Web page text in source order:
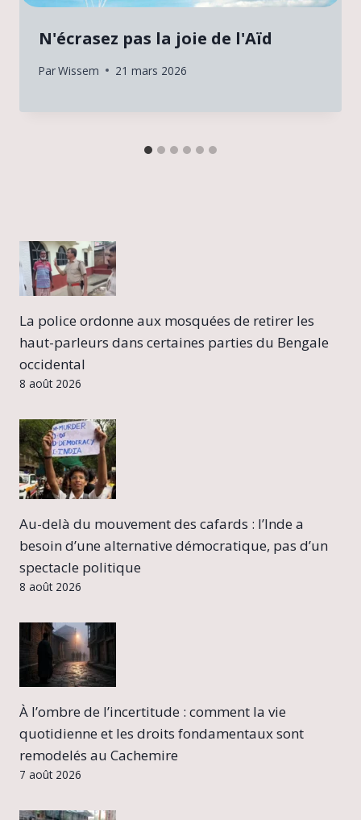
N'écrasez pas la joie de l'Aïd
ParWissem 21 mars 2026
La police ordonne aux mosquées de retirer les
haut-parleurs dans certaines parties du Bengale
occidental
8 août 2026
Au-delà du mouvement des cafards : l’Inde a
besoin d’une alternative démocratique, pas d’un
spectacle politique
8 août 2026
À l’ombre de l’incertitude : comment la vie
quotidienne et les droits fondamentaux sont
remodelés au Cachemire
7 août 2026